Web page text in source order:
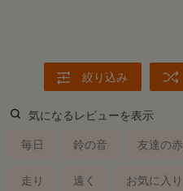
絞り込み
気になるレビューを表示
毎日 鈴の音 友達の
走り 遠く お気に入り